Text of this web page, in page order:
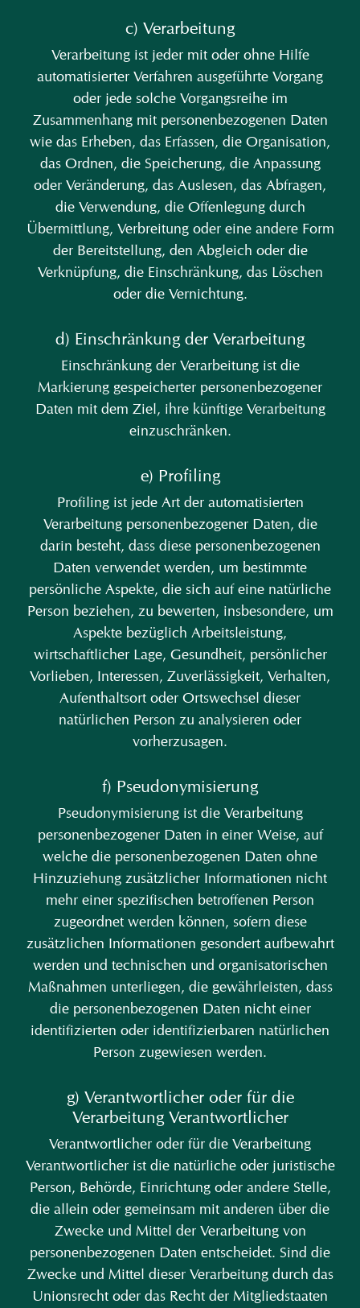
c) Verarbeitung
Verarbeitung ist jeder mit oder ohne Hilfe
automatisierter Verfahren ausgeführte Vorgang
oder jede solche Vorgangsreihe im
Zusammenhang mit personenbezogenen Daten
wie das Erheben, das Erfassen, die Organisation,
das Ordnen, die Speicherung, die Anpassung
oder Veränderung, das Auslesen, das Abfragen,
die Verwendung, die Offenlegung durch
Übermittlung, Verbreitung oder eine andere Form
der Bereitstellung, den Abgleich oder die
Verknüpfung, die Einschränkung, das Löschen
oder die Vernichtung.
d) Einschränkung der Verarbeitung
Einschränkung der Verarbeitung ist die
Markierung gespeicherter personenbezogener
Daten mit dem Ziel, ihre künftige Verarbeitung
einzuschränken.
e) Profiling
Profiling ist jede Art der automatisierten
Verarbeitung personenbezogener Daten, die
darin besteht, dass diese personenbezogenen
Daten verwendet werden, um bestimmte
persönliche Aspekte, die sich auf eine natürliche
Person beziehen, zu bewerten, insbesondere, um
Aspekte bezüglich Arbeitsleistung,
wirtschaftlicher Lage, Gesundheit, persönlicher
Vorlieben, Interessen, Zuverlässigkeit, Verhalten,
Aufenthaltsort oder Ortswechsel dieser
natürlichen Person zu analysieren oder
vorherzusagen.
f) Pseudonymisierung
Pseudonymisierung ist die Verarbeitung
personenbezogener Daten in einer Weise, auf
welche die personenbezogenen Daten ohne
Hinzuziehung zusätzlicher Informationen nicht
mehr einer spezifischen betroffenen Person
zugeordnet werden können, sofern diese
zusätzlichen Informationen gesondert aufbewahrt
werden und technischen und organisatorischen
Maßnahmen unterliegen, die gewährleisten, dass
die personenbezogenen Daten nicht einer
identifizierten oder identifizierbaren natürlichen
Person zugewiesen werden.
g) Verantwortlicher oder für die
Verarbeitung Verantwortlicher
Verantwortlicher oder für die Verarbeitung
Verantwortlicher ist die natürliche oder juristische
Person, Behörde, Einrichtung oder andere Stelle,
die allein oder gemeinsam mit anderen über die
Zwecke und Mittel der Verarbeitung von
personenbezogenen Daten entscheidet. Sind die
Zwecke und Mittel dieser Verarbeitung durch das
Unionsrecht oder das Recht der Mitgliedstaaten